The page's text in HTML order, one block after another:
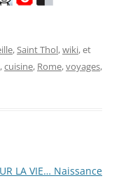
,Saint Thol,wiki, et
,cuisine, Rome,voyages,
LA VIE… Naissance